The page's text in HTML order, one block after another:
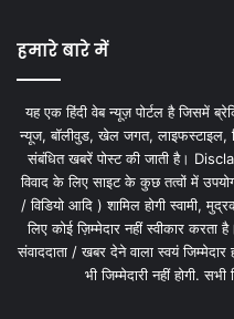
हमारे बारे में
यह एक हिंदी वेब न्यूज़ पोर्टल है जिसमें
न्यूज, बॉलीवुड, खेल जगत, लाइफस्टाइल,
संबंधित खबरें पोस्ट की जाती है।
विवाद के लिए साइट के कुछ तत्वों में
/ विडियो आदि ) शामिल होगी स्वामी,
लिए कोई ज़िम्मेदार नहीं स्वीकार करता
संवाददाता / खबर देने वाला स्वयं
भी जिम्मेदारी नहीं होगी.